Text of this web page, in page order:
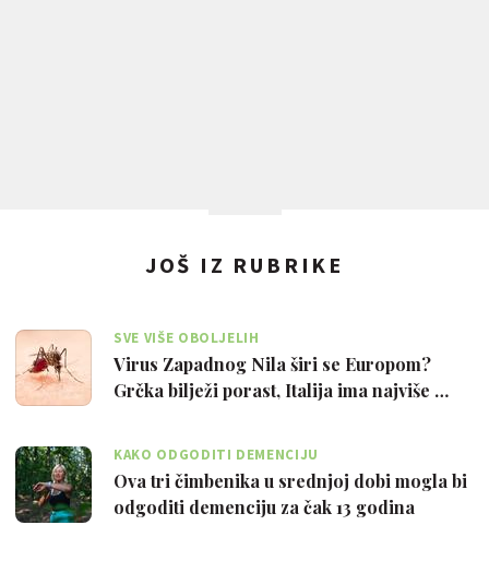
JOŠ IZ RUBRIKE
SVE VIŠE OBOLJELIH
Virus Zapadnog Nila širi se Europom?
Grčka bilježi porast, Italija ima najviše …
KAKO ODGODITI DEMENCIJU
Ova tri čimbenika u srednjoj dobi mogla bi
odgoditi demenciju za čak 13 godina